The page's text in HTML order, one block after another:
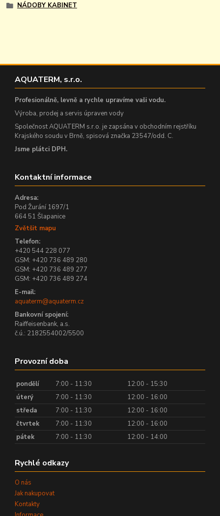
NÁDOBY KABINET
AQUATERM, s.r.o.
Profesionálně, levně a rychle upravíme vaši vodu.
Výroba, prodej a servis úpraven vody
Společnost AQUATERM s.r.o. je zapsána v obchodním rejstříku
Krajského soudu v Brně, spisová značka 23547/odd. C.
Jsme plátci DPH.
Kontaktní informace
Adresa:
Pod Žurání 1697/1
664 51 Šlapanice
Zvětšit mapu
Telefon:
+420 544 228 077
GSM: +420 736 489 280
GSM: +420 736 489 277
GSM: +420 736 489 274
E-mail:
aquaterm@aquaterm.cz
Bankovní spojení:
Raiffeisenbank, a.s.
č.ú.: 2182554002/5500
Provozní doba
pondělí 7:00 - 11:30
12:00 - 15:30
úterý
7:00 - 11:30
12:00 - 16:00
středa
7:00 - 11:30
12:00 - 16:00
čtvrtek
7:00 - 11:30
12:00 - 16:00
pátek
7:00 - 11:30 12:00 - 14:00
Rychlé odkazy
O nás
Jak nakupovat
Kontakty